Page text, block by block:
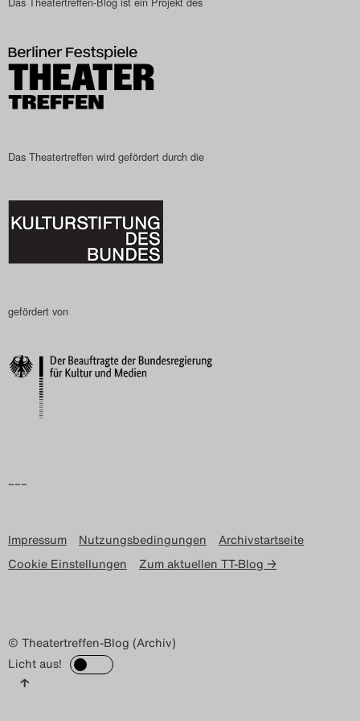
2023
Das Theatertreffen-Blog
Das Theatertreffen-Blog
2025
Das Theatertreffen-Blog
Archiv
Nutzungsbedingungen
Das Theatertreffen wird gefördert durch die
gefördert von
–––
Impressum Nutzungsbedingungen
Archivstartseite
Cookie Einstellungen
Zum aktuellen TT-Blog →
© Theatertreffen-Blog (Archiv)
Licht aus!
↑